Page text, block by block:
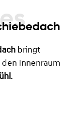
bringt
Innenraum
.